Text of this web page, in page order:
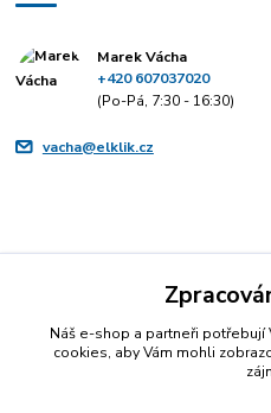
Marek Vácha
+420 607037020
(Po-Pá, 7:30 - 16:30)
vacha@elklik.cz
Náš e-shop a partneři potřebují
cookies, aby Vám mohli